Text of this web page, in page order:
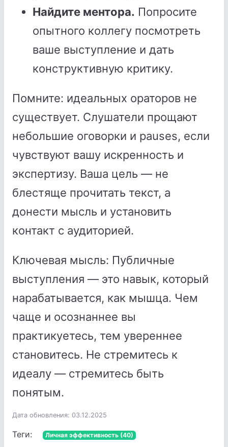
Найдите ментора. Попросите
опытного коллегу посмотреть
ваше выступление и дать
конструктивную критику.
Помните: идеальных ораторов не
существует. Слушатели прощают
небольшие оговорки и pauses, если
чувствуют вашу искренность и
экспертизу. Ваша цель — не
блестяще прочитать текст, а
донести мысль и установить
контакт с аудиторией.
Ключевая мысль: Публичные
выступления — это навык, который
нарабатывается, как мышца. Чем
чаще и осознаннее вы
практикуетесь, тем увереннее
становитесь. Не стремитесь к
идеалу — стремитесь быть
понятым.
Дата обновления: 03.12.2025
Теги: Личная эффективность (40)